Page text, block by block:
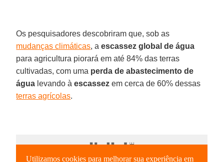
Os pesquisadores descobriram que, sob as
mudanças climáticas, aescassez global de água
para agricultura piorará em até 84% das terras
cultivadas, com uma perda de abastecimento de
água levando àescassez em cerca de 60% dessas
terras agrícolas.